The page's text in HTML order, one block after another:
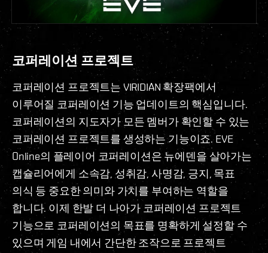
코퍼레이션 프로젝트
코퍼레이션 프로젝트는 VIRIDIAN 확장팩에서
이루어질 코퍼레이션 기능 업데이트의 핵심입니다.
코퍼레이션의 지도자가 모든 멤버가 확인할 수 있는
코퍼레이션 프로젝트를 생성하는 기능이죠. EVE
Online의 플레이어 코퍼레이션은 뉴에덴을 살아가는
캡슐리어에게 소속감, 성취감, 사명감, 긍지, 목표
의식 등 중요한 의미와 가치를 부여하는 역할을
합니다. 이제 한발 더 나아가 코퍼레이션 프로젝트
기능으로 코퍼레이션의 목표를 명확하게 설정할 수
있으며 게임 내에서 간단한 조작으로 프로젝트